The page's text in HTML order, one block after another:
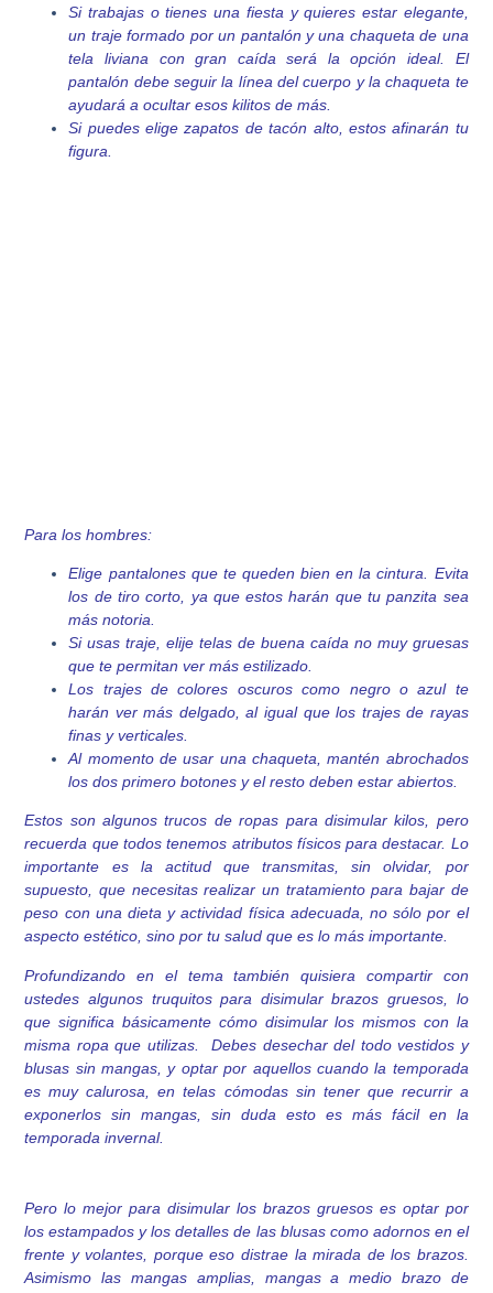
Si trabajas o tienes una fiesta y quieres estar elegante,
un traje formado por un pantalón y una chaqueta de una
tela liviana con gran caída será la opción ideal. El
pantalón debe seguir la línea del cuerpo y la chaqueta te
ayudará a ocultar esos kilitos de más.
Si puedes elige zapatos de tacón alto, estos afinarán tu
figura.
Para los hombres:
Elige pantalones que te queden bien en la cintura. Evita
los de tiro corto, ya que estos harán que tu panzita sea
más notoria.
Si usas traje, elije telas de buena caída no muy gruesas
que te permitan ver más estilizado.
Los trajes de colores oscuros como negro o azul te
harán ver más delgado, al igual que los trajes de rayas
finas y verticales.
Al momento de usar una chaqueta, mantén abrochados
los dos primero botones y el resto deben estar abiertos.
Estos son algunos trucos de ropas para disimular kilos, pero
recuerda que todos tenemos atributos físicos para destacar. Lo
importante es la actitud que transmitas, sin olvidar, por
supuesto, que necesitas realizar un tratamiento para bajar de
peso con una dieta y actividad física adecuada, no sólo por el
aspecto estético, sino por tu salud que es lo más importante.
Profundizando en el tema también quisiera compartir con
ustedes algunos truquitos para disimular brazos gruesos, lo
que significa básicamente cómo disimular los mismos con la
misma ropa que utilizas. Debes desechar del todo vestidos y
blusas sin mangas, y optar por aquellos cuando la temporada
es muy calurosa, en telas cómodas sin tener que recurrir a
exponerlos sin mangas, sin duda esto es más fácil en la
temporada invernal.
Pero lo mejor para disimular los brazos gruesos es optar por
los estampados y los detalles de las blusas como adornos en el
frente y volantes, porque eso distrae la mirada de los brazos.
Asimismo las mangas amplias, mangas a medio brazo de